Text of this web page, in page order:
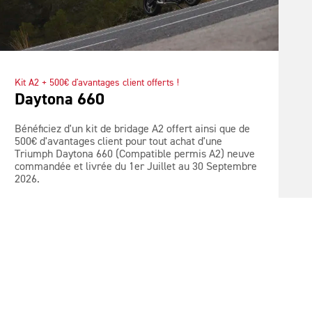
Kit A2 + 500€ d'avantages client offerts !
Daytona 660
Bénéficiez d'un kit de bridage A2 offert ainsi que de
500€ d'avantages client pour tout achat d'une
Triumph Daytona 660 (Compatible permis A2) neuve
commandée et livrée du 1er Juillet au 30 Septembre
2026.